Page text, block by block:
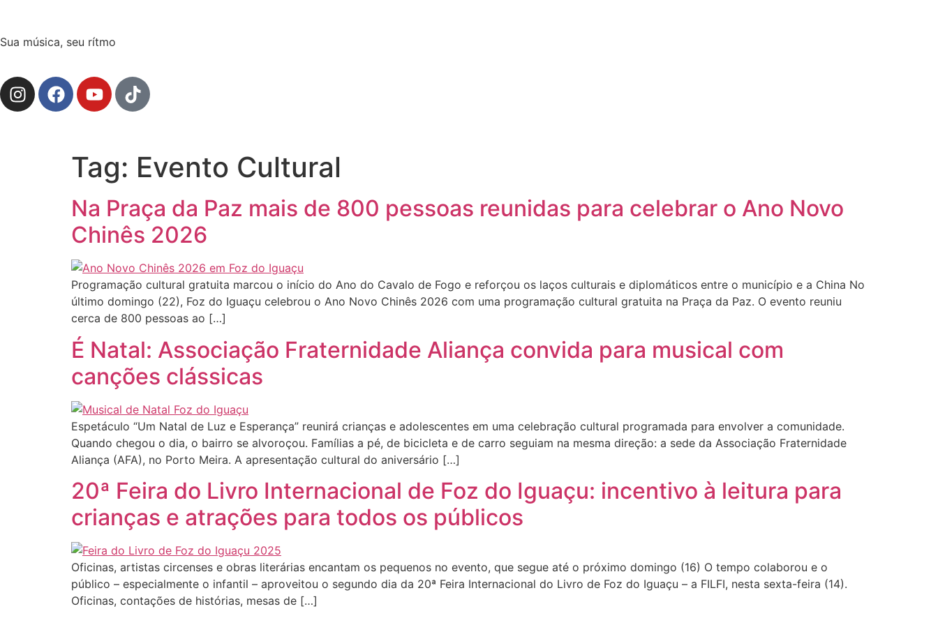
Sua música, seu rítmo
Tag: Evento Cultural
Na Praça da Paz mais de 800 pessoas reunidas para celebrar o Ano Novo
Chinês 2026
Programação cultural gratuita marcou o início do Ano do Cavalo de Fogo e reforçou os laços culturais e diplomáticos entre o município e a China No
último domingo (22), Foz do Iguaçu celebrou o Ano Novo Chinês 2026 com uma programação cultural gratuita na Praça da Paz. O evento reuniu
cerca de 800 pessoas ao […]
É Natal: Associação Fraternidade Aliança convida para musical com
canções clássicas
Espetáculo “Um Natal de Luz e Esperança” reunirá crianças e adolescentes em uma celebração cultural programada para envolver a comunidade.
Quando chegou o dia, o bairro se alvoroçou. Famílias a pé, de bicicleta e de carro seguiam na mesma direção: a sede da Associação Fraternidade
Aliança (AFA), no Porto Meira. A apresentação cultural do aniversário […]
20ª Feira do Livro Internacional de Foz do Iguaçu: incentivo à leitura para
crianças e atrações para todos os públicos
Oficinas, artistas circenses e obras literárias encantam os pequenos no evento, que segue até o próximo domingo (16) O tempo colaborou e o
público – especialmente o infantil – aproveitou o segundo dia da 20ª Feira Internacional do Livro de Foz do Iguaçu – a FILFI, nesta sexta-feira (14).
Oficinas, contações de histórias, mesas de […]